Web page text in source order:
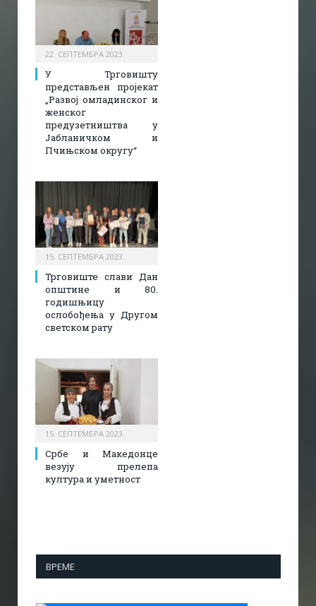
22. СЕПТЕМБРА 2023.
У Трговишту
представљен пројекат
„Развој омладинског и
женског
предузетништва у
Јабланичком и
Пчињском округу“
15. СЕПТЕМБРА 2023.
Трговиште слави Дан
општине и 80.
годишњицу
ослобођења у Другом
светском рату
15. СЕПТЕМБРА 2023.
Србе и Македонце
везују прелепа
култура и уметност
ВРЕМЕ